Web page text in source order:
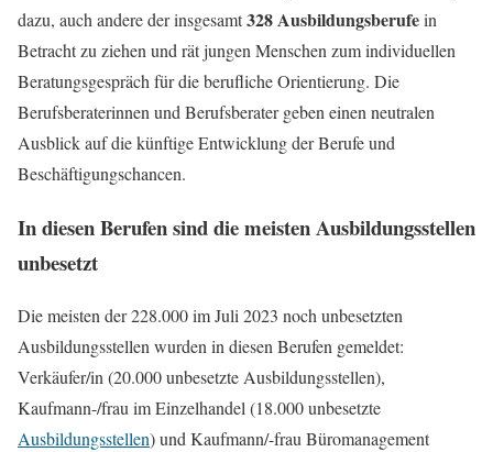
dazu, auch andere der insgesamt328 Ausbildungsberufein
Betracht zu ziehen und rät jungen Menschen zum individuellen
Beratungsgespräch für die berufliche Orientierung. Die
Berufsberaterinnen und Berufsberater geben einen neutralen
Ausblick auf die künftige Entwicklung der Berufe und
Beschäftigungschancen.
In diesen Berufen sind die meisten Ausbildungsstellen
unbesetzt
Die meisten der 228.000 im Juli 2023 noch unbesetzten
Ausbildungsstellen wurden in diesen Berufen gemeldet:
Verkäufer/in (20.000 unbesetzte Ausbildungsstellen),
Kaufmann-/frau im Einzelhandel (18.000 unbesetzte
Ausbildungsstellen) und Kaufmann/-frau Büromanagement